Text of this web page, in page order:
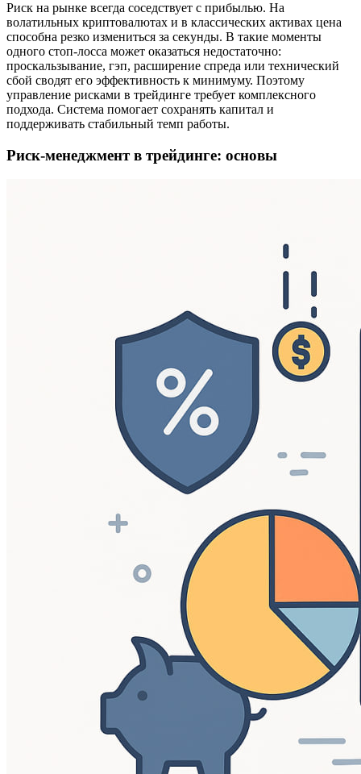
Риск на рынке всегда соседствует с прибылью. На
волатильных криптовалютах и в классических активах цена
способна резко измениться за секунды. В такие моменты
одного стоп-лосса может оказаться недостаточно:
проскальзывание, гэп, расширение спреда или технический
сбой сводят его эффективность к минимуму. Поэтому
управление рисками в трейдинге требует комплексного
подхода. Система помогает сохранять капитал и
поддерживать стабильный темп работы.
Риск-менеджмент в трейдинге: основы